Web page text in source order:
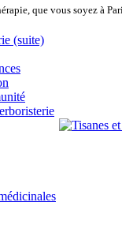
que vous soyez à
(suite)